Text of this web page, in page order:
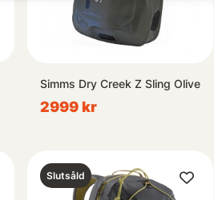
Simms Dry Creek Z Sling Olive
2999 kr
Slutsåld